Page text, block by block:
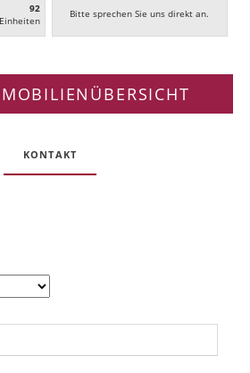
92
Ein­heiten
Bitte sprechen Sie uns direkt an.
KONTAKT